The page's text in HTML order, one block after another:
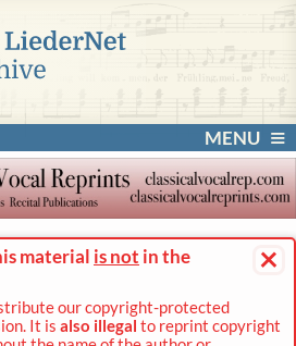
MENU
×
material is not in the
our copyright-protected
It is also illegal to reprint copyright